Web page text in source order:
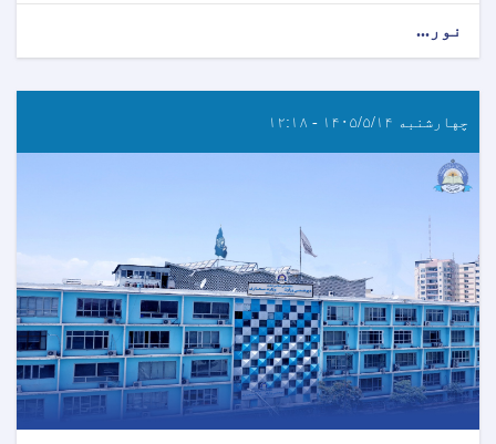
نور...
چهارشنبه ۱۴۰۵/۵/۱۴ - ۱۲:۱۸